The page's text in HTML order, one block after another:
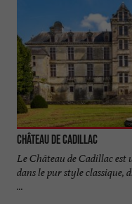
Château de Cadillac
Le Château de Cadillac est
dans le pur style classique,
...